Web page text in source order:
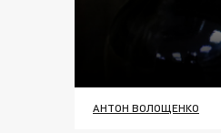
АНТОН ВОЛОЩЕНКО